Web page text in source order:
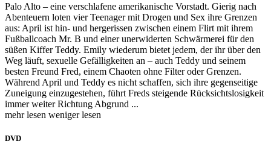
Palo Alto – eine verschlafene amerikanische Vorstadt. Gierig nach
Abenteuern loten vier Teenager mit Drogen und Sex ihre Grenzen
aus: April ist hin- und hergerissen zwischen einem Flirt mit ihrem
Fußballcoach Mr. B und einer unerwiderten Schwärmerei für den
süßen Kiffer Teddy. Emily wiederum bietet jedem, der ihr über den
Weg läuft, sexuelle Gefälligkeiten an – auch Teddy und seinem
besten Freund Fred, einem Chaoten ohne Filter oder Grenzen.
Während April und Teddy es nicht schaffen, sich ihre gegenseitige
Zuneigung einzugestehen, führt Freds steigende Rücksichtslosigkeit
immer weiter Richtung Abgrund ...
mehr lesen weniger lesen
DVD